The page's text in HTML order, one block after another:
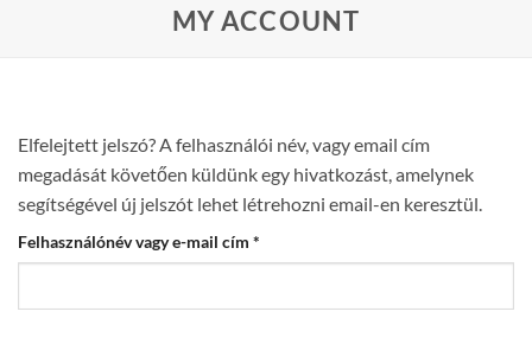
MY ACCOUNT
Elfelejtett jelszó? A felhasználói név, vagy email cím
megadását követően küldünk egy hivatkozást, amelynek
segítségével új jelszót lehet létrehozni email-en keresztül.
Felhasználónév vagy e-mail cím *